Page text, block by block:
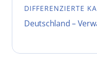
DIFFERENZIERTE
Deutschland –